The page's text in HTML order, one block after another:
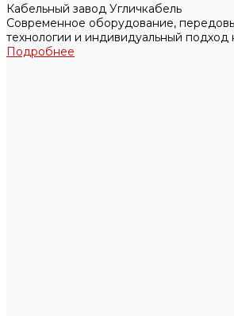
Кабельный завод Угличкабель
Современное оборудование,
технологии и индивидуальный подход
Подробнее